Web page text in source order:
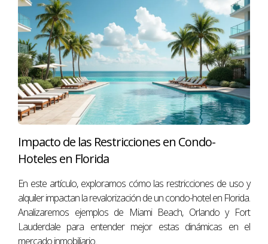
inmobiliaria
------------------------------
Conoce al autor:
Antonio Aguirre
es un corredor de bienes raíces
(Broker Associate) y Realtor® en Miami, FL, con
inmobiliaria. Su equipo multidisciplinario brinda
asesoría integral a compradores, vendedores e
inversionistas locales y extranjeros. Antonio es
reconocido por su éxito y liderazgo en el mercado
inmobiliario de Florida.
Impacto de las Restricciones en Condo-
Hoteles en Florida
En este artículo, exploramos cómo las restricciones de uso y
alquiler impactan la revalorización de un condo-hotel en Florida.
Analizaremos ejemplos de Miami Beach, Orlando y Fort
Lauderdale para entender mejor estas dinámicas en el
mercado inmobiliario.